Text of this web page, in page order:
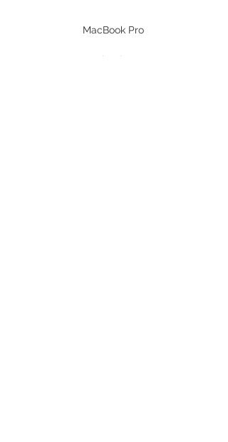
MacBook Pro
iPad